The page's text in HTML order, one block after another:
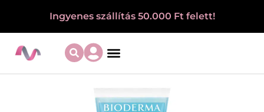
Ingyenes szállítás 50.000 Ft felett!